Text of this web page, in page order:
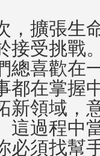
，擴張生
接受挑戰
總喜歡在
都在掌握
新領域，
這過程中
必須找幫